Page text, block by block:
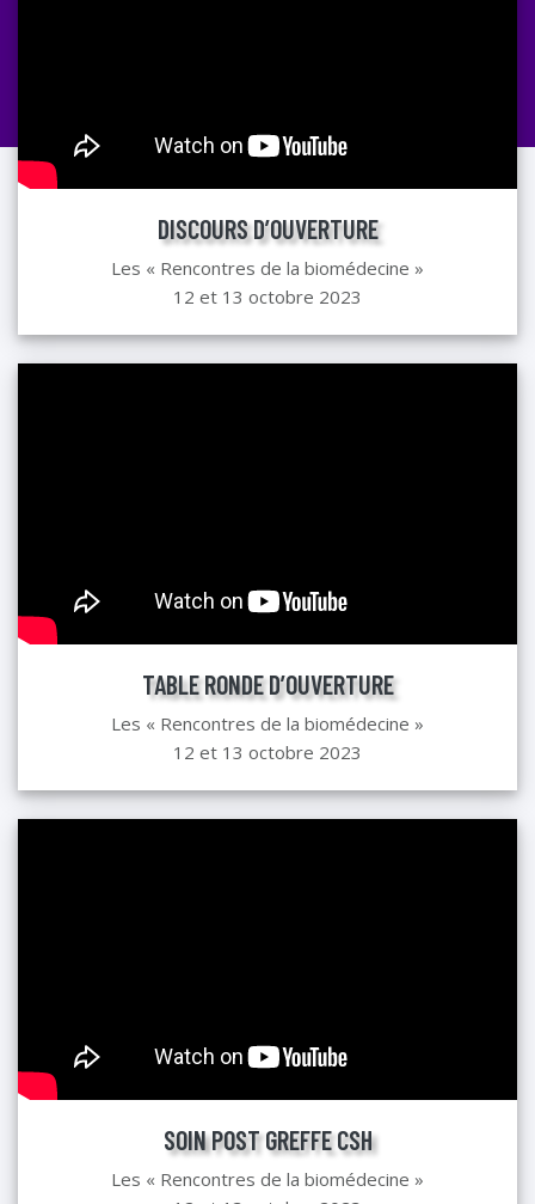
DISCOURS D’OUVERTURE
Les « Rencontres de la biomédecine »
12 et 13 octobre 2023
TABLE RONDE D’OUVERTURE
Les « Rencontres de la biomédecine »
12 et 13 octobre 2023
SOIN POST GREFFE CSH
Les « Rencontres de la biomédecine »